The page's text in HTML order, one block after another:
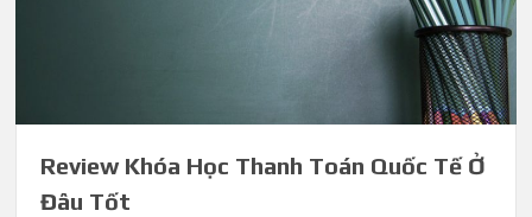
Review Khóa Học Thanh Toán Quốc Tế Ở
Đâu Tốt